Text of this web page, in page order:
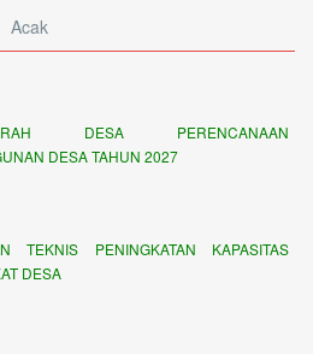
Acak
DESA PERENCANAAN
DESA TAHUN 2027
TEKNIS PENINGKATAN KAPASITAS
DESA